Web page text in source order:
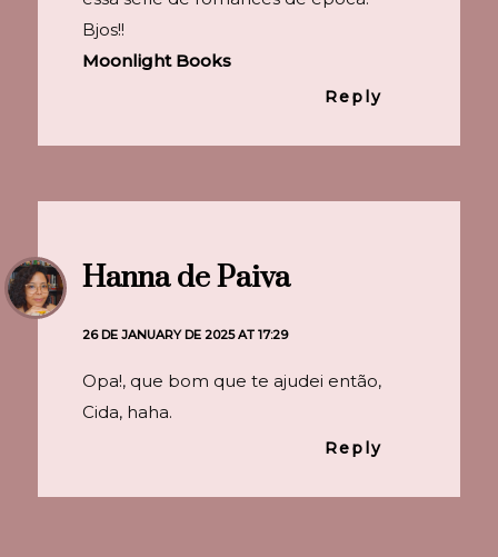
Bjos!!
Moonlight Books
Reply
Hanna de Paiva
26 DE JANUARY DE 2025 AT 17:29
Opa!, que bom que te ajudei então,
Cida, haha.
Reply